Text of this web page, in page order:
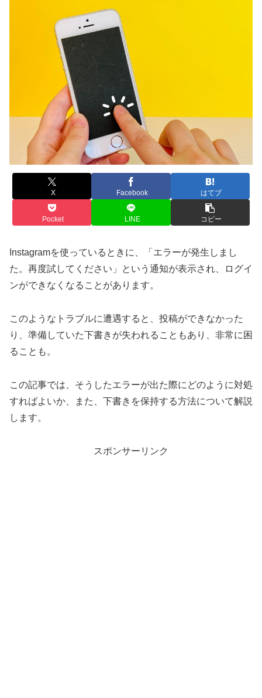
X Facebook はてブ
Pocket LINE コピー
Instagramを使っているときに、「エラーが発生しまし
た。再度試してください」という通知が表示され、ログイ
ンができなくなることがあります。
このようなトラブルに遭遇すると、投稿ができなかった
り、準備していた下書きが失われることもあり、非常に困
ることも。
この記事では、そうしたエラーが出た際にどのように対処
すればよいか、また、下書きを保持する方法について解説
します。
スポンサーリンク